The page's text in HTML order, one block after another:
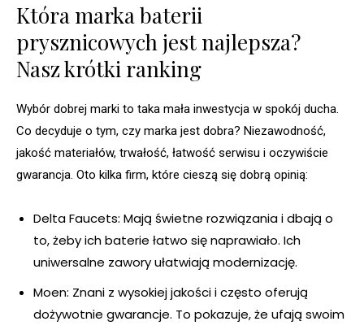
Która marka baterii
prysznicowych jest najlepsza?
Nasz krótki ranking
Wybór dobrej marki to taka mała inwestycja w spokój ducha.
Co decyduje o tym, czy marka jest dobra? Niezawodność,
jakość materiałów, trwałość, łatwość serwisu i oczywiście
gwarancja. Oto kilka firm, które cieszą się dobrą opinią:
Delta Faucets: Mają świetne rozwiązania i dbają o
to, żeby ich baterie łatwo się naprawiało. Ich
uniwersalne zawory ułatwiają modernizację.
Moen: Znani z wysokiej jakości i często oferują
dożywotnie gwarancje. To pokazuje, że ufają swoim